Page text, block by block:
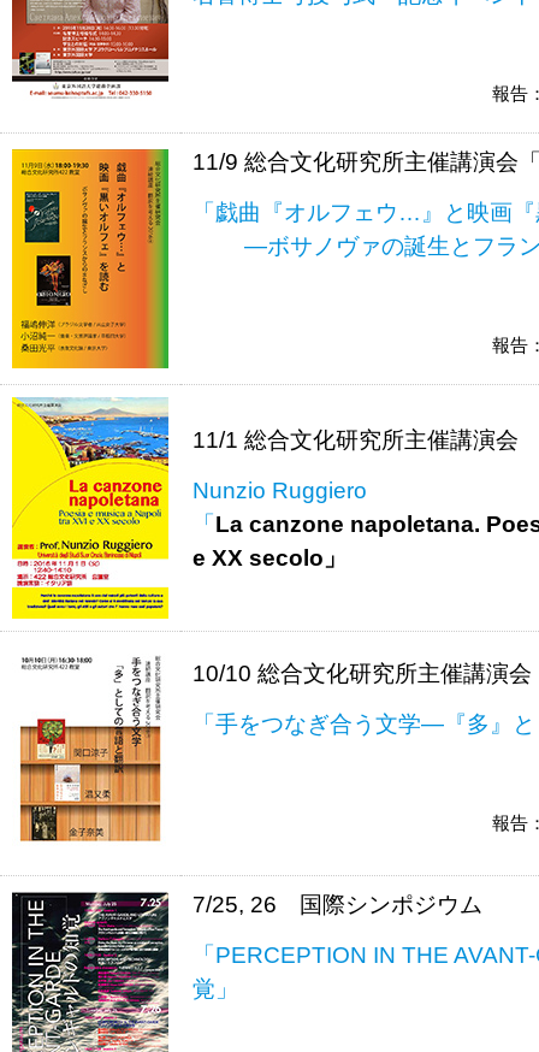
報告
11/9 総合文化研究所主催講演会
「戯曲『オルフェウ…』と映画
―ボサノヴァの誕生とフラ
報告
11/1 総合文化研究所主催講演会
Nunzio Ruggiero
「 La canzone napoletana.
e XX secolo」
10/10 総合文化研究所主催講演
「手をつなぎ合う文学―『多』
報告
7/25, 26 国際シンポジウム
「PERCEPTION IN THE
覚」